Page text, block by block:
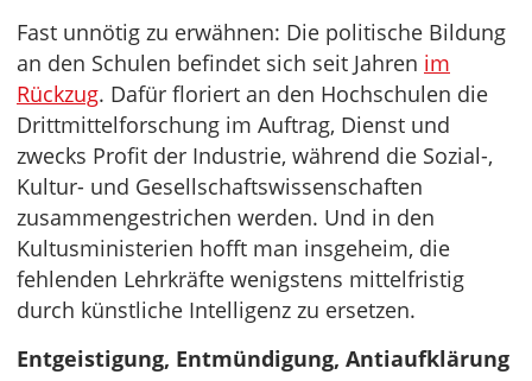
Fast unnötig zu erwähnen: Die politische Bildung
an den Schulen befindet sich seit Jahren im
Rückzug. Dafür floriert an den Hochschulen die
Drittmittelforschung im Auftrag, Dienst und
zwecks Profit der Industrie, während die Sozial-,
Kultur- und Gesellschaftswissenschaften
zusammengestrichen werden. Und in den
Kultusministerien hofft man insgeheim, die
fehlenden Lehrkräfte wenigstens mittelfristig
durch künstliche Intelligenz zu ersetzen.
Entgeistigung, Entmündigung, Antiaufklärung